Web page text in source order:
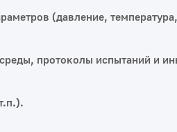
(давление,
протоколы испытаний и